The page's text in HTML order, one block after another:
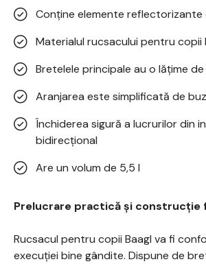
Conține elemente
Materialul rucsacului pentru copii
Bretelele principale au o lățime
Aranjarea este simplificată de
Închiderea sigură a lucrurilor din
bidirecțional
Are un volum de 5,5 l
Prelucrare practică și construcție
Rucsacul pentru copii Baagl va fi
execuției bine gândite. Dispune de